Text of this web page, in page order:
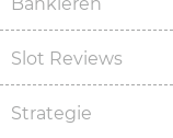
Slot Reviews
Strategie